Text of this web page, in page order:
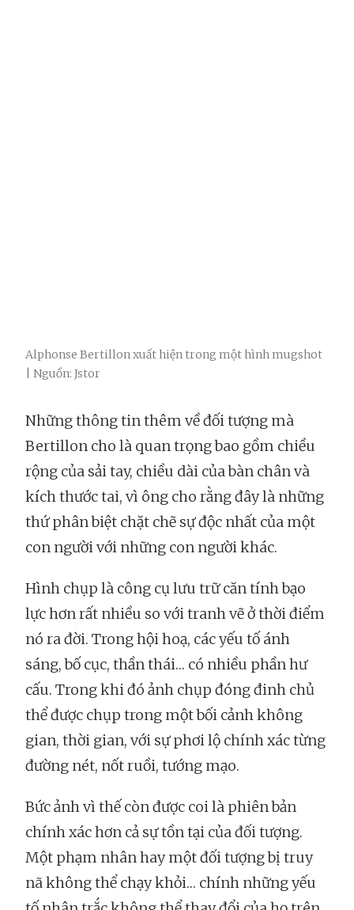
Alphonse Bertillon xuất hiện trong một hình mugshot
| Nguồn: Jstor
Những thông tin thêm về đối tượng mà
Bertillon cho là quan trọng bao gồm chiều
rộng của sải tay, chiều dài của bàn chân và
kích thước tai, vì ông cho rằng đây là những
thứ phân biệt chặt chẽ sự độc nhất của một
con người với những con người khác.
Hình chụp là công cụ lưu trữ căn tính bạo
lực hơn rất nhiều so với tranh vẽ ở thời điểm
nó ra đời. Trong hội hoạ, các yếu tố ánh
sáng, bố cục, thần thái… có nhiều phần hư
cấu. Trong khi đó ảnh chụp đóng đinh chủ
thể được chụp trong một bối cảnh không
gian, thời gian, với sự phơi lộ chính xác từng
đường nét, nốt ruồi, tướng mạo.
Bức ảnh vì thế còn được coi là phiên bản
chính xác hơn cả sự tồn tại của đối tượng.
Một phạm nhân hay một đối tượng bị truy
nã không thể chạy khỏi… chính những yếu